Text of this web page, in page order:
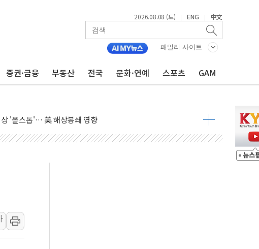
2026.08.08 (토) | ENG | 中文
패밀리 사이트
증권·금융 부동산 전국 문화·연예 스포츠 GAM
능성 낮아지며 상승… STOXX 600 지수는 나흘 연속 최고치
망 우세
음 주"
럼프 제동
했나" 촉각
에 반도체주 '활짝'
인상 기대 후퇴
레어·태양광주↑ VS 트레이드데스크·웬디스↓
명 끝까지 찾겠다"
낮춰
'시끌'